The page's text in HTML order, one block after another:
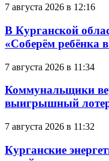
7 августа 2026 в 12:16
В Курганской
«Соберём ребёнка
7 августа 2026 в 11:34
Коммунальщики
выигрышный
7 августа 2026 в 11:32
Курганские